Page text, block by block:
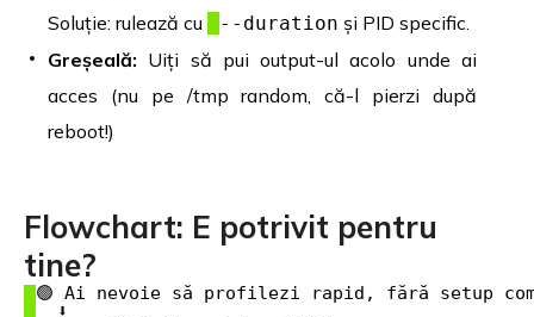
Soluție: rulează cu
--duration și PID specific.
Greșeală: Uiți să pui output-ul acolo unde ai
acces (nu pe /tmp random, că-l pierzi după
reboot!)
Flowchart: E potrivit pentru
tine?
🟢 Ai nevoie să profilezi rapid, fără setup
  ⬇️